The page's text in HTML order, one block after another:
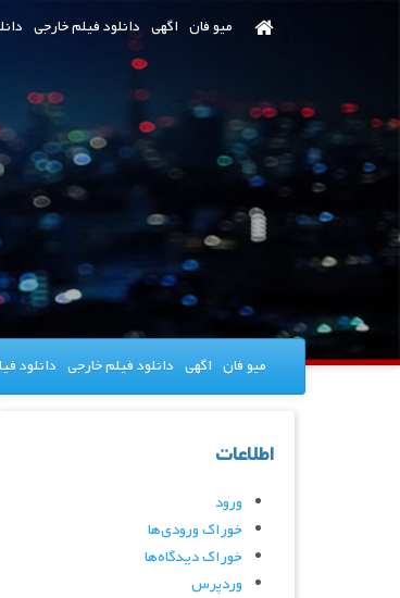
میو فان اگهی دانلود فیلم خارجی
میو فان اگهی دانلود فیلم خارجی دانلود
اطلاعات
ورود
خوراک ورودی‌ها
خوراک دیدگاه‌ها
وردپرس